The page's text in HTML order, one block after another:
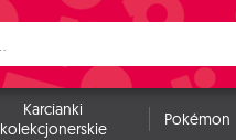
Karcianki
kolekcjonerskie
Pokémon